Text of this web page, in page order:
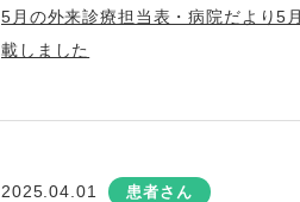
5月の外来診療担当表・病院だより5
載しました
2025.04.01 患者さん